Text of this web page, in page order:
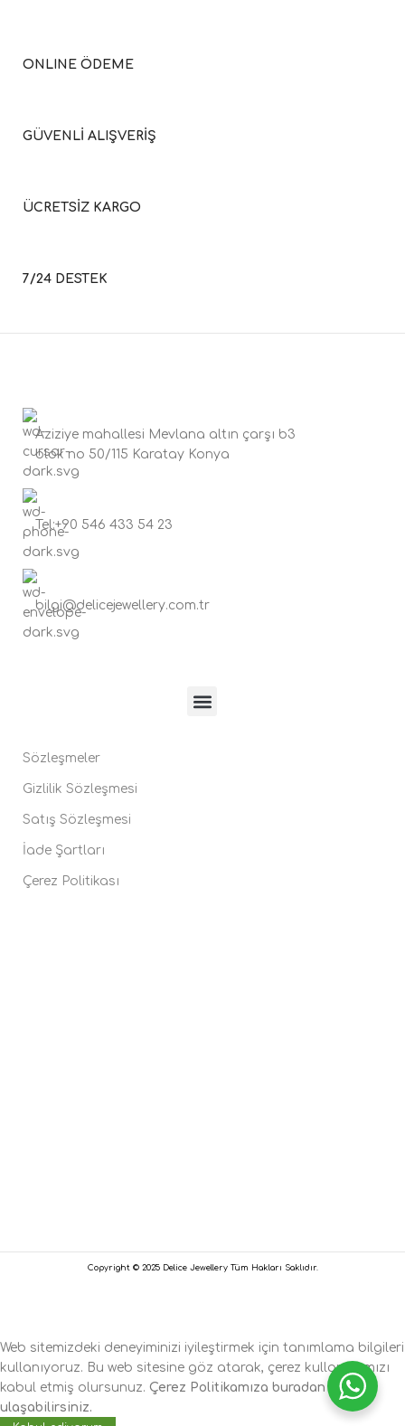
ONLINE ÖDEME
GÜVENLİ ALIŞVERİŞ
ÜCRETSİZ KARGO
7/24 DESTEK
Aziziye mahallesi Mevlana altın çarşı b3
blok no 50/115 Karatay Konya
Tel:+90 546 433 54 23
bilgi@delicejewellery.com.tr
Sözleşmeler
Gizlilik Sözleşmesi
Satış Sözleşmesi
İade Şartları
Çerez Politikası
Copyright © 2025 Delice Jewellery Tüm Hakları Saklıdır.
Web sitemizdeki deneyiminizi iyileştirmek için tanımlama bilgileri
kullanıyoruz. Bu web sitesine göz atarak, çerez kullanımımızı
kabul etmiş olursunuz. Çerez Politikamıza buradan
ulaşabilirsiniz.